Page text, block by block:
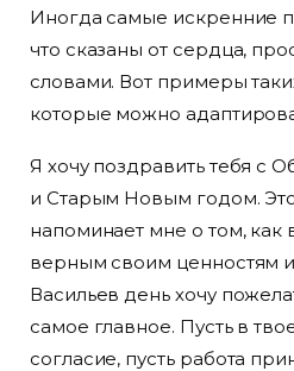
Иногда самые искренние
что сказаны от сердца,
словами. Вот примеры
которые можно
Я хочу поздравить тебя с
и Старым Новым годом.
напоминает мне о том, как
верным своим ценностям
Васильев день хочу
самое главное. Пусть в
согласие, пусть работа